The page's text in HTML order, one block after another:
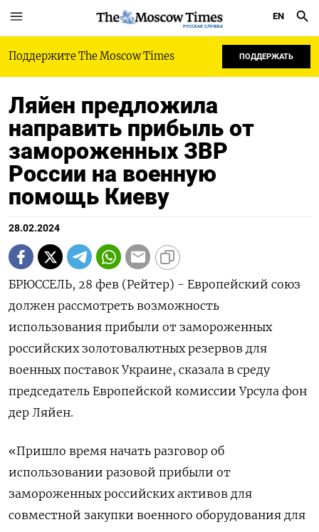
РУССКАЯ СЛУЖБА
EN
Поддержите The Moscow Times ПОДДЕРЖАТЬ
Ляйен предложила
направить прибыль от
замороженных ЗВР
России на военную
помощь Киеву
28.02.2024
БРЮССЕЛЬ, 28 фев (Рейтер) - Европейский союз
должен рассмотреть возможность
использования прибыли от замороженных
российских золотовалютных резервов для
военных поставок Украине, сказала в среду
председатель Европейской комиссии Урсула фон
дер Ляйен.
«Пришло время начать разговор об
использовании разовой прибыли от
замороженных российских активов для
совместной закупки военного оборудования для